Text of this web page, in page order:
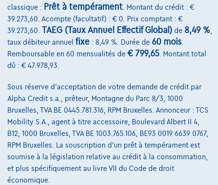
Toyota C-HR Club 1.8hybrid 98ch
02/2022
69.814 km Hybride Automatique 72 kW ( 98 CV )
€20.990 1
Dès €402,77/mois
Découvrez l’exemple chiffré complet
7033 Cuesmes, Gvotreauto Mons
Comparer
Voir le véhicule
classique : Prêt à tempérament . Montant du crédit : €
39.273,60. Acompte (facultatif) : € 0. Prix comptant : €
39.273,60. TAEG (Taux Annuel Effectif Global) de 8,49 %
taux débiteur annuel fixe : 8,49 %. Durée de 60 mois
Remboursable en 60 mensualités de € 799,65. Montant total
dû : € 47.978,93.
Sous réserve d'acceptation de votre demande de crédit par
Alpha Credit s.a., prêteur, Montagne du Parc 8/3, 1000
Bruxelles, TVA BE 0445.781.316, RPM Bruxelles. Annonceur : TCS
Mobility S.A., agent à titre accessoire, Boulevard Albert II 4,
B12, 1000 Bruxelles, TVA BE 1003.765.106, BE93 0019 6639 0767,
RPM Bruxelles. La souscription d'un prêt à tempérament est
soumise à la législation relative au crédit à la consommation,
et plus spécifiquement au livre VII du Code de droit
économique.